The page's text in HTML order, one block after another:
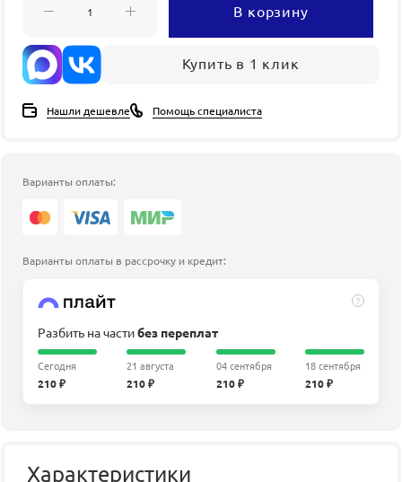
В корзину
Купить в 1 клик
Нашли дешевле Помощь специалиста
Варианты оплаты:
Варианты оплаты в рассрочку и кредит:
?
Разбить на частибез переплат
Сегодня
210 ₽
21 августа
210 ₽
04 сентября
210 ₽
18 сентября
210 ₽
Характеристики